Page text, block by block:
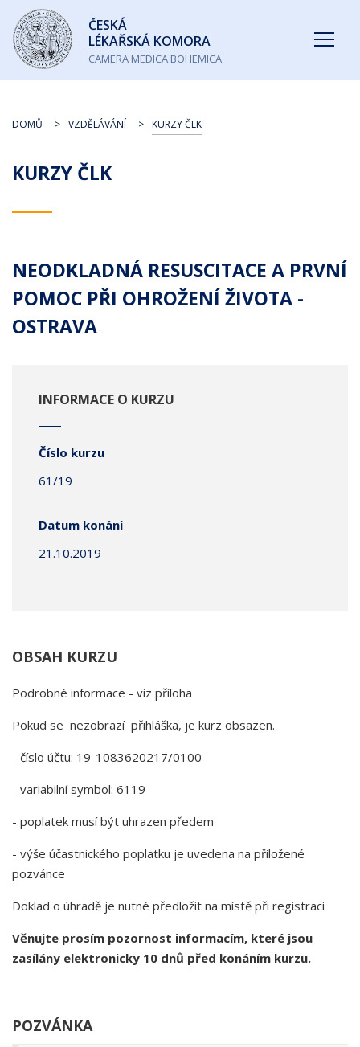
Česká
lékařská
komora
ČESKÁ
LÉKAŘSKÁ KOMORA
CAMERA MEDICA BOHEMICA
KURZY ČLK
DOMŮ VZDĚLÁVÁNÍ KURZY ČLK
NEODKLADNÁ RESUSCITACE A PRVNÍ
POMOC PŘI OHROŽENÍ ŽIVOTA -
OSTRAVA
INFORMACE O KURZU
Číslo kurzu
61/19
Datum konání
21.10.2019
OBSAH KURZU
Podrobné informace - viz příloha
Pokud se nezobrazí přihláška, je kurz obsazen.
- číslo účtu: 19-1083620217/0100
- variabilní symbol: 6119
- poplatek musí být uhrazen předem
- výše účastnického poplatku je uvedena na přiložené
pozvánce
Doklad o úhradě je nutné předložit na místě při registraci
Věnujte prosím pozornost informacím, které jsou
zasílány elektronicky 10 dnů před konáním kurzu.
POZVÁNKA